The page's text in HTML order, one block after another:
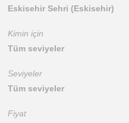
Eskisehir Sehri (Eskisehir)
Kimin için
Tüm seviyeler
Seviyeler
Tüm seviyeler
Fiyat